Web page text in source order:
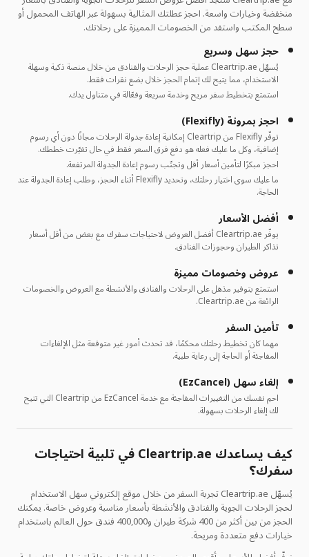
منخفضة وخيارات واسعة. احجز عطلتك المثالية بسهولة عبر الهاتف المحمول أو
سطح المكتب واستفد من الخصومات المميزة على رحلاتك.
حجز سهل وسريع
يُسهّل Cleartrip.ae عملية حجز الرحلات والفنادق من خلال منصة ذكية وسهلة
الاستخدام، مما يتيح لك إتمام الحجز خلال بضع نقرات فقط.
استمتع بتخطيط سفر مريح وخدمة سريعة وفعّالة في متناول يدك.
احجز بمرونة (Flexifly)
توفّر Flexifly من Cleartrip إمكانية إعادة جدولة الرحلات مجانًا دون أي رسوم
إضافية، وكل ما عليك فعله هو دفع فرق السعر فقط في حال تغيّرت خططك.
احجز مبكرًا لتأمين أسعار أقل وتجنّب رسوم إعادة الجدولة المرتفعة.
ما عليك سوى اختيار رحلتك، وتحديد Flexifly أثناء الحجز، وطلب إعادة الجدولة عند
الحاجة.
أفضل الأسعار
يوفّر Cleartrip.ae أفضل العروض لاحتياجات سفرك مع بعض من أقل أسعار
تذاكر الطيران وحجوزات الفنادق.
عروض وخصومات مميزة
استمتع بتوفير مذهل على الرحلات والفنادق والأنشطة مع العروض والخصومات
الرائعة من Cleartrip.ae.
تأمين السفر
مهما كان تخطيط رحلتك محكمًا، قد تحدث أمور غير متوقعة مثل الإلغاءات
المفاجئة أو الحاجة إلى رعاية طبية.
إلغاء سهل (EzCancel)
احمِ نفسك من التغييرات المفاجئة مع خدمة EzCancel من Cleartrip التي تتيح
لك إلغاء الرحلات بسهولة.
كيف يساعدك Cleartrip.ae في تلبية احتياجات
سفرك؟
يُسهّل Cleartrip.ae تجربة السفر من خلال موقع إلكتروني سهل الاستخدام
لحجز الرحلات الجوية والفنادق والأنشطة بأسعار مناسبة وعروض خاصة. يمكنك
الحجز من بين أكثر من 400 شركة طيران و400,000 فندق حول العالم باستخدام
خيارات دفع متعددة ومريحة.